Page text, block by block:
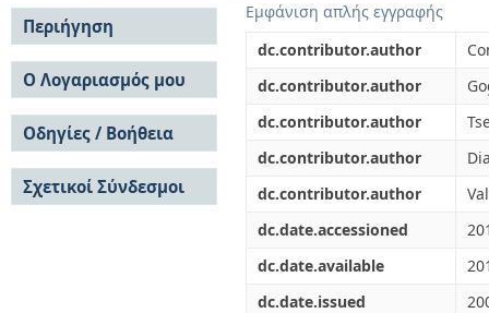
Εμφάνιση απλής εγγραφής
dc.contributor.author
dc.contributor.author
dc.contributor.author
dc.contributor.author
dc.contributor.author
dc.date.accessioned
dc.date.available
dc.date.issued
Περιήγηση
Σε όλο το DSpace
Κοινότητες & Συλλογές
Ανά Ημερομηνία
Έκδοσης
Συγγραφείς
Τίτλοι
Θέματα
Ο Λογαριασμός μου
Σύνδεση
Εγγραφή
Οδηγίες / Βοήθεια
Οδηγίες Υποβολής
Οδηγίες Χρήσης ΙΑ
Συχνές Ερωτήσεις
Σχετικοί Σύνδεσμοι